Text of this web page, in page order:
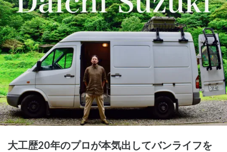
大工歴20年のプロが本気出してバンライフを